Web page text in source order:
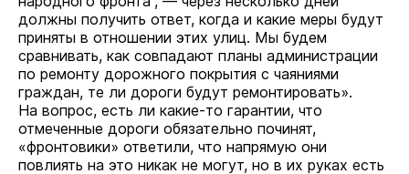
должны получить ответ, когда и какие меры будут
приняты в отношении этих улиц. Мы будем
сравнивать, как совпадают планы администрации
по ремонту дорожного покрытия с чаяниями
граждан, те ли дороги будут ремонтировать».
На вопрос, есть ли какие-то гарантии, что
отмеченные дороги обязательно починят,
«фронтовики» ответили, что напрямую они
повлиять на это никак не могут, но в их руках есть